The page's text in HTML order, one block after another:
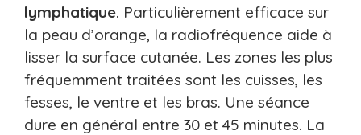
lymphatique. Particulièrement efficace sur
la peau d’orange, la radiofréquence aide à
lisser la surface cutanée. Les zones les plus
fréquemment traitées sont les cuisses, les
fesses, le ventre et les bras. Une séance
dure en général entre 30 et 45 minutes. La